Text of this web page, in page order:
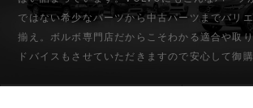
ではない希少なパーツから中古パーツまでバリ
揃え。ボルボ専門店だからこそわかる適合や取
ドバイスもさせていただきますので安心して御購